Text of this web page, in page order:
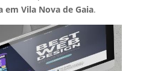
em Vila Nova de Gaia.